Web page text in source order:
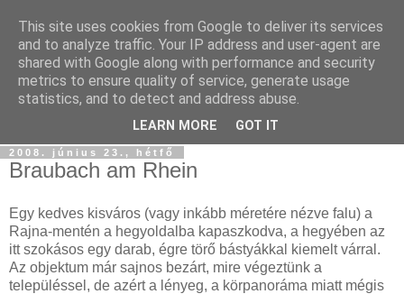
Szőttesföld
Képes és képtelen kalandozásaink keresztül-kasul
Középfölde kockás kendőjén...
2008. június 23., hétfő
Braubach am Rhein
Egy kedves kisváros (vagy inkább méretére nézve falu) a
Rajna-mentén a hegyoldalba kapaszkodva, a hegyében az
itt szokásos egy darab, égre törő bástyákkal kiemelt várral.
Az objektum már sajnos bezárt, mire végeztünk a
településsel, de azért a lényeg, a körpanoráma miatt mégis
This site uses cookies from Google to deliver its services
and to analyze traffic. Your IP address and user-agent are
shared with Google along with performance and security
metrics to ensure quality of service, generate usage
statistics, and to detect and address abuse.
LEARN MORE GOT IT